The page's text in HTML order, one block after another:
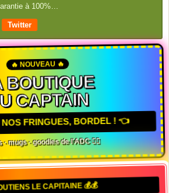
à 100%…
Twitter
🔥 NOUVEAU 🔥
BOUTIQUE
CAPTAIN
FRINGUES, BORDEL ! 👈
· mugs · goodies de l'ADC 🏴‍☠️
LE CAPITAINE 💰💰